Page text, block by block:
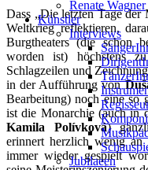
Renate Wagner
Künstler
Interviews
Jubilaeen
Dass „Die letzten Tage
Weltkrieg reflektieren,
Burgtheaters (die schon
worden ist) höchstens
Schlagzeilen und
in der Aufführung von
Bearbeitung) noch eine so
ist die Monarchie (auch in
Kamila Polívková)
erinnert herzlich wenig
immer wieder gespielt